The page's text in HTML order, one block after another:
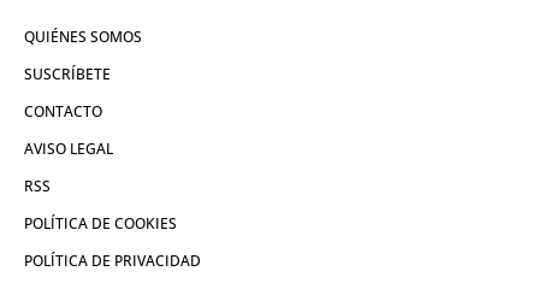
QUIÉNES SOMOS
SUSCRÍBETE
CONTACTO
AVISO LEGAL
RSS
POLÍTICA DE COOKIES
POLÍTICA DE PRIVACIDAD